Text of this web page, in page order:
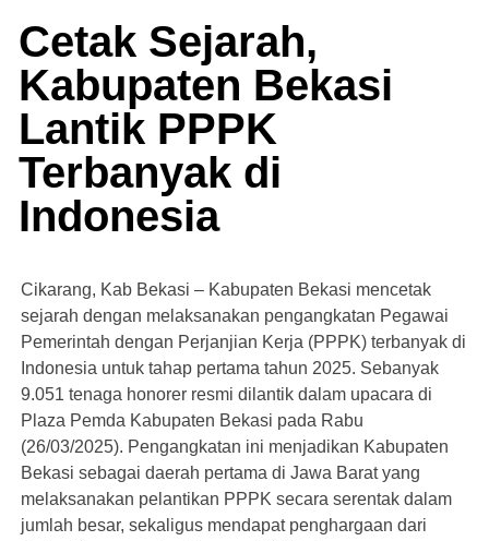
Cetak Sejarah,
Kabupaten Bekasi
Lantik PPPK
Terbanyak di
Indonesia
Cikarang, Kab Bekasi – Kabupaten Bekasi mencetak
sejarah dengan melaksanakan pengangkatan Pegawai
Pemerintah dengan Perjanjian Kerja (PPPK) terbanyak di
Indonesia untuk tahap pertama tahun 2025. Sebanyak
9.051 tenaga honorer resmi dilantik dalam upacara di
Plaza Pemda Kabupaten Bekasi pada Rabu
(26/03/2025). Pengangkatan ini menjadikan Kabupaten
Bekasi sebagai daerah pertama di Jawa Barat yang
melaksanakan pelantikan PPPK secara serentak dalam
jumlah besar, sekaligus mendapat penghargaan dari